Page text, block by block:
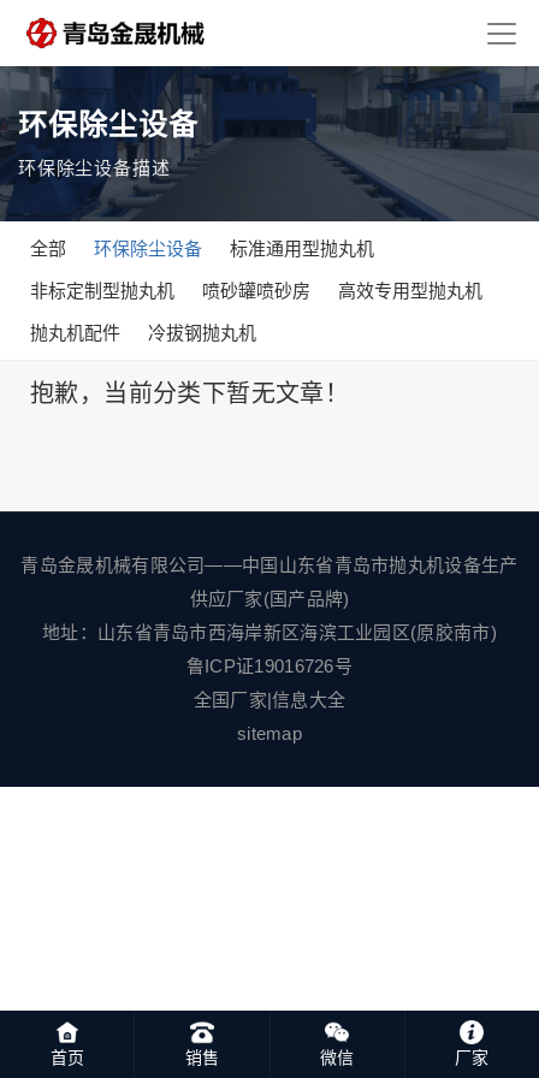
环保除尘设备
环保除尘设备描述
全部 环保除尘设备 标准通用型抛丸机
非标定制型抛丸机 喷砂罐喷砂房 高效专用型抛丸机
抛丸机配件 冷拔钢抛丸机
抱歉，当前分类下暂无文章！
青岛金晟机械有限公司——中国山东省青岛市抛丸机设备生产
供应厂家(国产品牌)
地址：山东省青岛市西海岸新区海滨工业园区(原胶南市)
鲁ICP证19016726号
全国厂家|信息大全
sitemap
首页 销售 微信 厂家